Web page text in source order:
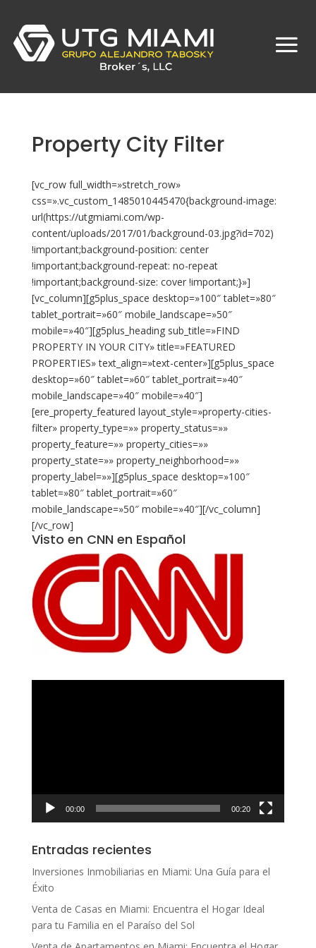
Property City Filter
[vc_row full_width=»stretch_row»
css=».vc_custom_1485010445470{background-image:
url(https://utgmiami.com/wp-
content/uploads/2017/01/background-03.jpg?id=702)
!important;background-position: center
!important;background-repeat: no-repeat
!important;background-size: cover !important;}»]
[vc_column][g5plus_space desktop=»100″ tablet=»80″
tablet_portrait=»60″ mobile_landscape=»50″
mobile=»40″][g5plus_heading sub_title=»FIND
PROPERTY IN YOUR CITY» title=»FEATURED
PROPERTIES» text_align=»text-center»][g5plus_space
desktop=»60″ tablet=»60″ tablet_portrait=»40″
mobile_landscape=»40″ mobile=»40″]
[ere_property_featured layout_style=»property-cities-
filter» property_type=»» property_status=»»
property_feature=»» property_cities=»»
property_state=»» property_neighborhood=»»
property_label=»»][g5plus_space desktop=»100″
tablet=»80″ tablet_portrait=»60″
mobile_landscape=»50″ mobile=»40″][/vc_column]
[/vc_row]
Visto en CNN en Español
00:00 00:20
Entradas recientes
Inversiones Inmobiliarias en Miami: Una Guía para el
Éxito
Venta de Casas en Miami: Encuentra el Hogar Ideal
para tu Familia en el Paraíso del Sol